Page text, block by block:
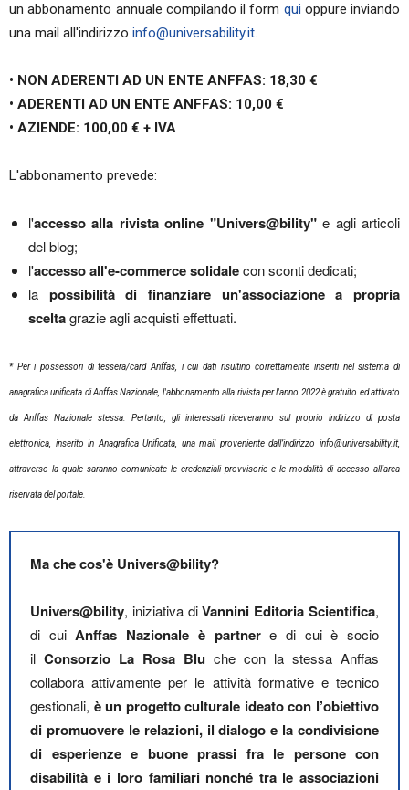
un abbonamento annuale compilando il form qui oppure inviando
una mail all'indirizzo info@universability.it.
• NON ADERENTI AD UN ENTE ANFFAS: 18,30 €
• ADERENTI AD UN ENTE ANFFAS: 10,00 €
• AZIENDE: 100,00 € + IVA
L'abbonamento prevede:
l'accesso alla rivista online "Univers@bility"e agli articoli
del blog;
l'accesso all'e-commerce solidalecon sconti dedicati;
la possibilità di finanziare un'associazione a propria
sceltagrazie agli acquisti effettuati.
* Per i possessori di tessera/card Anffas, i cui dati risultino correttamente inseriti nel sistema di
anagrafica unificata di Anffas Nazionale, l'abbonamento alla rivista per l'anno 2022 è gratuito ed attivato
da Anffas Nazionale stessa. Pertanto, gli interessati riceveranno sul proprio indirizzo di posta
elettronica, inserito in Anagrafica Unificata, una mail proveniente dall’indirizzo info@universability.it,
attraverso la quale saranno comunicate le credenziali provvisorie e le modalità di accesso all’area
riservata del portale.
Ma che cos'è Univers@bility?
Univers@bility, iniziativa diVannini Editoria Scientifica,
di cui Anffas Nazionale è partnere di cui è socio
il Consorzio La Rosa Blu che con la stessa Anffas
collabora attivamente per le attività formative e tecnico
gestionali, è un progetto culturale ideato con l’obiettivo
di promuovere le relazioni, il dialogo e la condivisione
di esperienze e buone prassi fra le persone con
disabilità e i loro familiari nonché tra le associazioni